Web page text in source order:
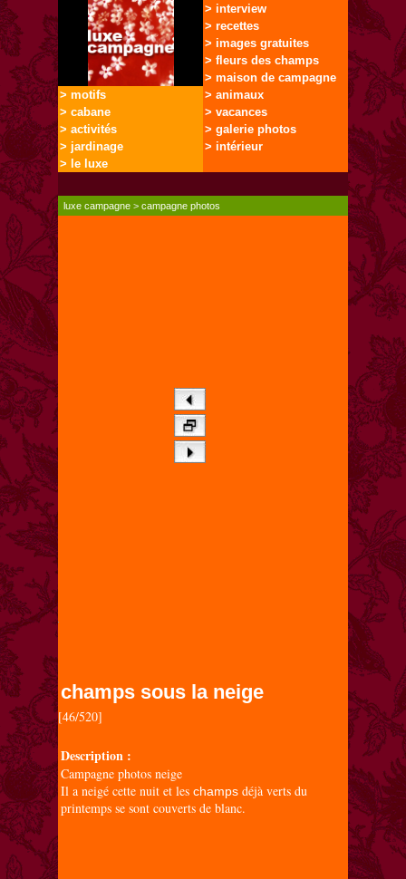
> interview
> recettes
> images gratuites
> fleurs des champs
> maison de campagne
> motifs
> cabane
> activités
> jardinage
> le luxe
> animaux
> vacances
> galerie photos
> intérieur
luxe campagne >campagne photos
champs sous la neige
[46/520]
Description :
Campagne photos neige
Il a neigé cette nuit et leschamps déjà verts du
printemps se sont couverts de blanc.